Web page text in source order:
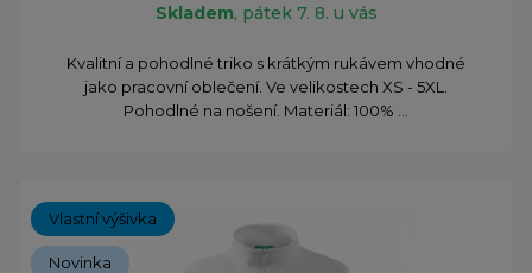
Skladem, pátek 7. 8. u vás
Kvalitní a pohodlné triko s krátkým rukávem vhodné
jako pracovní oblečení. Ve velikostech XS - 5XL.
Pohodlné na nošení. Materiál: 100% ...
Vlastní výšivka
Novinka